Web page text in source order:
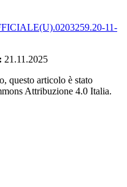
11-
21.11.2025
questo articolo è stato
Attribuzione 4.0 Italia.